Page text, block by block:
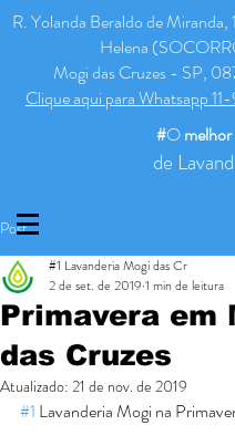
R. Yolanda Beraldo de
Helena
Mogi das Cruzes - SP,
Clique aqui para Whatsapp
#Omelhor
de
Post
Primavera em
das Cruzes
#1 Lavanderia Mogi das Cr
2 de set. de 2019 1 min de leitura
Atualizado: 21 de nov. de 2019
#1 Lavanderia Mogi na